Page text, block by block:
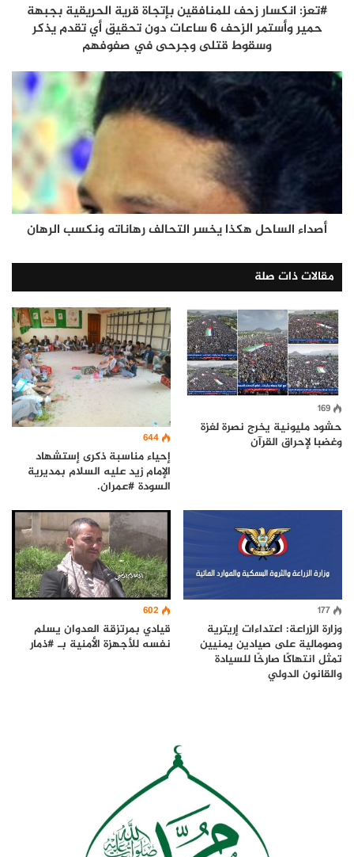
#تعز: انكسار زحف للمنافقين بإتجاة قرية الحريقية بجبهة
حمير وأستمر الزحف 6 ساعات دون تحقيق أي تقدم يذكر
وسقوط قتلى وجرحى في صفوفهم
أصداء الساحل هكذا يخسر التحالف رهاناته ونكسب الرهان
مقالات ذات صلة
169
حشود مليونية يخرج نصرة لغزة
وغضبا لإحراق القرآن
644
إحياء مناسبة ذكرى إستشهاد
الإمام زيد عليه السلام بمديرية
السودة #عمران.
177
وزارة الزراعة: اعتداءات إريترية
وصومالية على صيادين يمنيين
تمثل انتهاكًا صارخًا للسيادة
والقانون الدولي
602
قيادي بمرتزقة العدوان يسلم
نفسه للأجهزة الأمنية بـ #ذمار